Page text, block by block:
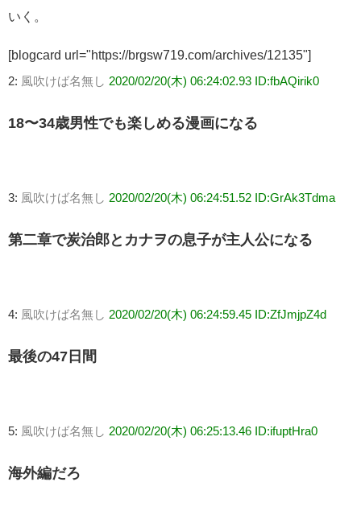
いく。
[blogcard url="https://brgsw719.com/archives/12135"]
2: 風吹けば名無し 2020/02/20(木) 06:24:02.93 ID:fbAQirik0
18〜34歳男性でも楽しめる漫画になる
3: 風吹けば名無し 2020/02/20(木) 06:24:51.52 ID:GrAk3Tdma
第二章で炭治郎とカナヲの息子が主人公になる
4: 風吹けば名無し 2020/02/20(木) 06:24:59.45 ID:ZfJmjpZ4d
最後の47日間
5: 風吹けば名無し 2020/02/20(木) 06:25:13.46 ID:ifuptHra0
海外編だろ